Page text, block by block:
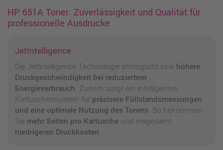
HP 651A Toner: Zuverlässigkeit und Qualität für
professionelle Ausdrucke
JetIntelligence
Die JetIntelligence-Technologie ermöglicht eine höhere
Druckgeschwindigkeit bei reduziertem
Energieverbrauch. Zudem sorgt ein intelligentes
Kartuschensystem für präzisere Füllstandsmessungen
und eine optimale Nutzung des Toners. So bekommen
Sie mehr Seiten pro Kartuscheund insgesamt
niedrigeren Druckkosten.